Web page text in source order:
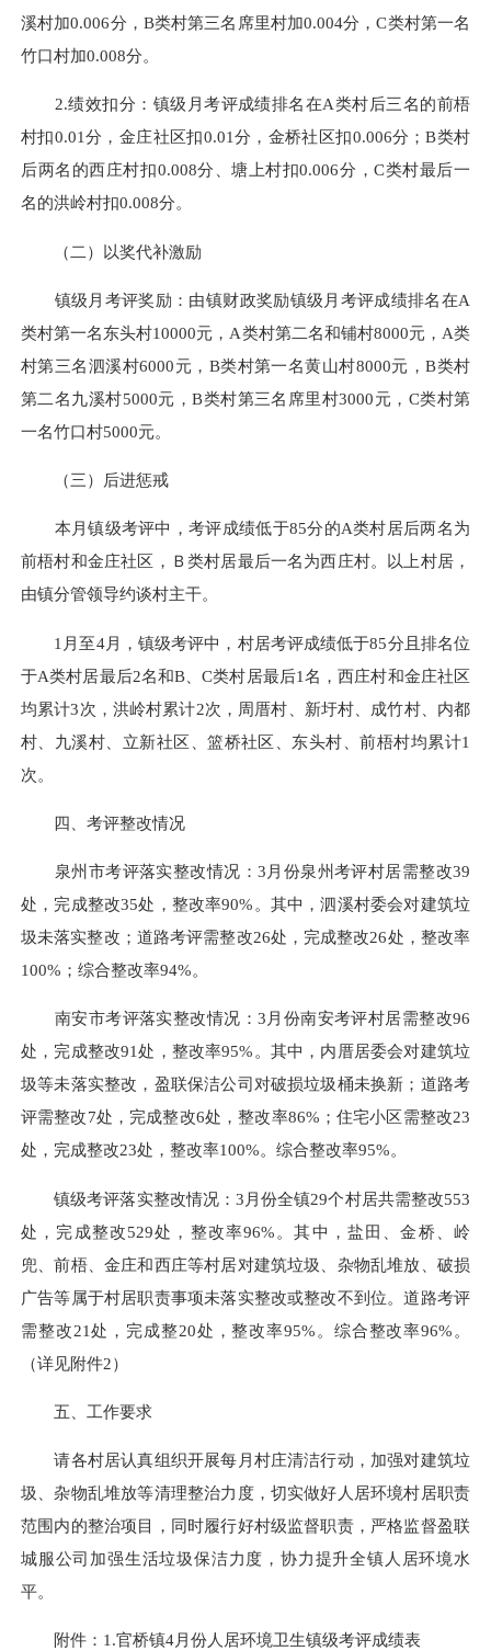
溪村加0.006分，B类村第三名席里村加0.004分，C类村第一名
竹口村加0.008分。
2.绩效扣分：镇级月考评成绩排名在A类村后三名的前梧
村扣0.01分，金庄社区扣0.01分，金桥社区扣0.006分；B类村
后两名的西庄村扣0.008分、塘上村扣0.006分，C类村最后一
名的洪岭村扣0.008分。
（二）以奖代补激励
镇级月考评奖励：由镇财政奖励镇级月考评成绩排名在A
类村第一名东头村10000元，A类村第二名和铺村8000元，A类
村第三名泗溪村6000元，B类村第一名黄山村8000元，B类村
第二名九溪村5000元，B类村第三名席里村3000元，C类村第
一名竹口村5000元。
（三）后进惩戒
本月镇级考评中，考评成绩低于85分的A类村居后两名为
前梧村和金庄社区，Ｂ类村居最后一名为西庄村。以上村居，
由镇分管领导约谈村主干。
1月至4月，镇级考评中，村居考评成绩低于85分且排名位
于A类村居最后2名和B、C类村居最后1名，西庄村和金庄社区
均累计3次，洪岭村累计2次，周厝村、新圩村、成竹村、内都
村、九溪村、立新社区、篮桥社区、东头村、前梧村均累计1
次。
四、考评整改情况
泉州市考评落实整改情况：3月份泉州考评村居需整改39
处，完成整改35处，整改率90%。其中，泗溪村委会对建筑垃
圾未落实整改；道路考评需整改26处，完成整改26处，整改率
100%；综合整改率94%。
南安市考评落实整改情况：3月份南安考评村居需整改96
处，完成整改91处，整改率95%。其中，内厝居委会对建筑垃
圾等未落实整改， 盈联保洁公司对破损垃圾桶未换新；道路考
评需整改7处，完成整改6处，整改率86%；住宅小区需整改23
处，完成整改23处，整改率100%。综合整改率95%。
镇级考评落实整改情况：3月份全镇29个村居共需整改553
处，完成整改529处，整改率96%。其中，盐田、金桥、岭
兜、前梧、金庄和西庄等村居对建筑垃圾、杂物乱堆放、破损
广告等属于村居职责事项未落实整改或整改不到位。道路考评
需整改21处，完成整20处，整改率95%。综合整改率96%。
（详见附件2）
五、工作要求
请各村居认真组织开展每月村庄清洁行动，加强对建筑垃
圾、杂物乱堆放等清理整治力度，切实做好人居环境村居职责
范围内的整治项目，同时履行好村级监督职责，严格监督盈联
城服公司加强生活垃圾保洁力度，协力提升全镇人居环境水
平。
附件：1.官桥镇4月份人居环境卫生镇级考评成绩表